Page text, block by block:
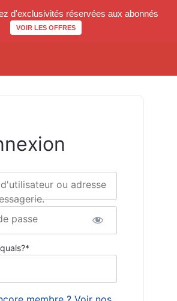
d'exclusivités réservées aux abonnés
VOIR LES OFFRES
ou adresse
passe
*